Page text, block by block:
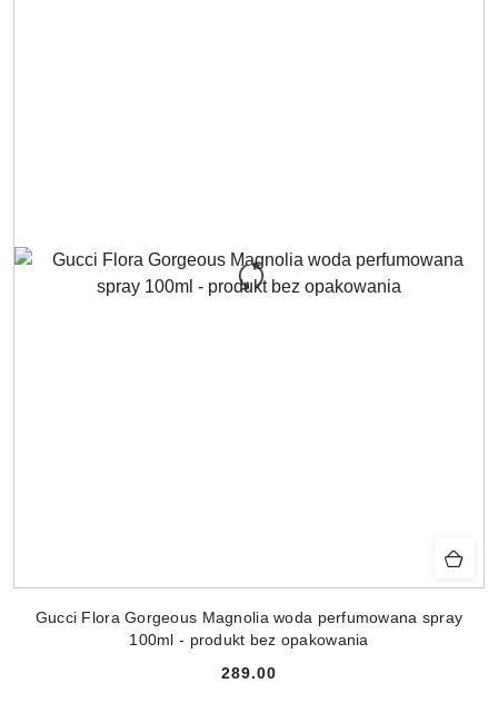
Gucci Flora Gorgeous Magnolia woda perfumowana spray
100ml - produkt bez opakowania
Cena:
289.00